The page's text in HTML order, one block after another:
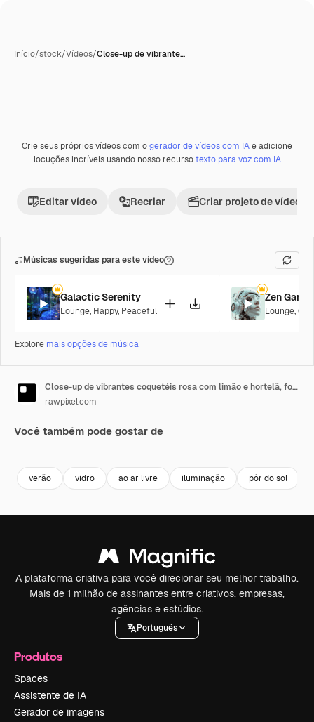
Início/stock/Vídeos/Close-up de vibrante…
PremiumGerada com IA
Crie seus próprios vídeos com ogerador de vídeos com IAe adicione
locuções incríveis usando nosso recursotexto para voz com IA
Editar vídeo Recriar Criar projeto de vídeo
Músicas sugeridas para este vídeo
Galactic Serenity
Lounge, Happy, Peaceful
Zen
Lounge,
Explore mais opções de música
Close-up de vibrantes coquetéis rosa com limão e hortelã, fotografados ao pôr do sol
rawpixel.com
Você também pode gostar de
verão vidro ao ar livre iluminação pôr do sol
A plataforma criativa para você direcionar seu melhor trabalho.
Mais de 1 milhão de assinantes entre criativos, empresas,
agências e estúdios.
Português
Produtos
Spaces
Assistente de IA
Gerador de imagens